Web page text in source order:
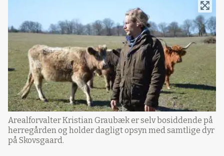
Arealforvalter Kristian Graubæk er selv bosiddende på
herregården og holder dagligt opsyn med samtlige dyr
på Skovsgaard.